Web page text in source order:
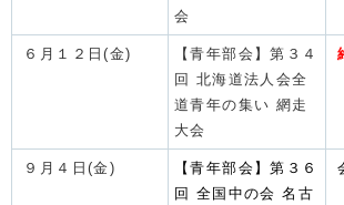
会
６月１２日(金)
【青年部会】第３４
回 北海道法人会全
道青年の集い 網走
大会
９月４日(金)
【青年部会】第３６
回 全国中の会 名古